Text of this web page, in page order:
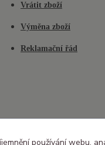
Vrátit zboží
Výměna zboží
Reklamační řád
používání webu,